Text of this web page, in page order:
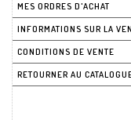
MES ORDRES D'ACHAT
INFORMATIONS SUR LA
CONDITIONS DE VENTE
RETOURNER AU